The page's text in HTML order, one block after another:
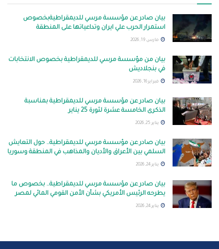
بيان صادر عن مؤسسة مرسي للديمقراطيةبخصوص
استمرار الحرب علي ايران وتداعياتها على المنطقة
مارس 19, 2026
بيان من مؤسسة مرسي للديمقراطية بخصوص الانتخابات
في بنجلاديش
فبراير 16, 2026
بيان صادر عن مؤسسة مرسي للديمقراطية بمناسبة
الذكرى الخامسة عشرة لثورة 25 يناير
يناير 25, 2026
بيان صادر عن مؤسسة مرسي للديمقراطية.. حول التعايش
السلمي بين الأعراق والأديان والمذاهب في المنطقة وسوريا
يناير 24, 2026
بيان صادر عن مؤسسة مرسي للديمقراطية.. بخصوص ما
يطرحه الرئيس الأمريكي بشأن الأمن القومي المائي لمصر
يناير 24, 2026